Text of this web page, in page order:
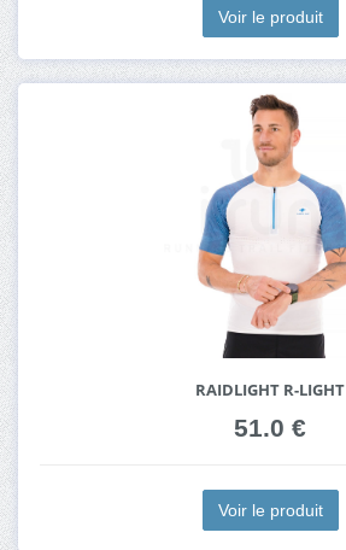
Voir le produit
RAIDLIGHT R-LIGHT
51.0 €
Voir le produit